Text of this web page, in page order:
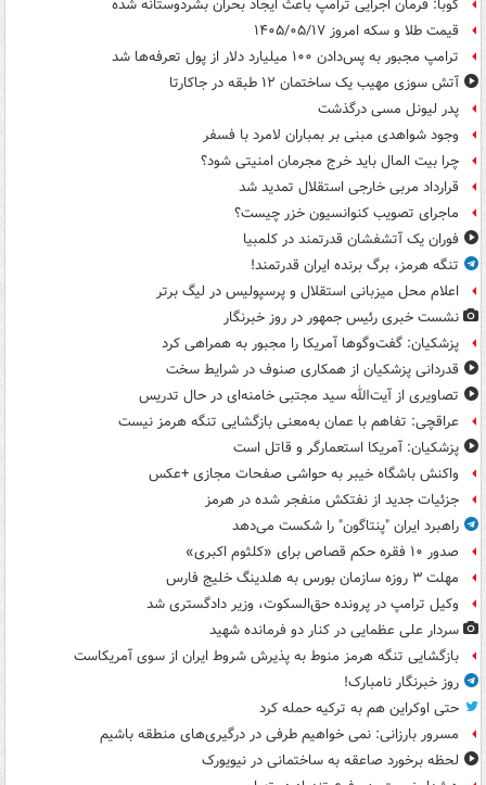
کوبا: فرمان اجرایی ترامپ باعث ایجاد بحران بشردوستانه شده
قیمت طلا و سکه امروز ۱۴۰۵/۰۵/۱۷
ترامپ مجبور به پس‌دادن ۱۰۰ میلیارد دلار از پول تعرفه‌ها شد
آتش سوزی مهیب یک ساختمان ۱۲ طبقه در جاکارتا
پدر لیونل مسی درگذشت
وجود شواهدی مبنی بر بمباران لامرد با فسفر
چرا بیت المال باید خرج مجرمان امنیتی شود؟
قرارداد مربی خارجی استقلال تمدید شد
ماجرای تصویب کنوانسیون خزر چیست؟
فوران یک آتشفشان قدرتمند در کلمبیا
تنگه هرمز، برگ برنده ایران قدرتمند!
اعلام محل میزبانی استقلال و پرسپولیس در لیگ برتر
نشست خبری رئیس جمهور در روز خبرنگار
پزشکیان: گفت‌وگوها آمریکا را مجبور به همراهی کرد
قدردانی پزشکیان از همکاری صنوف در شرایط سخت
تصاویری از آیت‌الله سید مجتبی خامنه‌ای در حال تدریس
عراقچی: تفاهم با عمان به‌معنی بازگشایی تنگه هرمز نیست
پزشکیان: آمریکا استعمارگر و قاتل است
واکنش باشگاه خیبر به حواشی صفحات مجازی +عکس
جزئیات جدید از نفتکش منفجر شده در هرمز
راهبرد ایران "پنتاگون" را شکست می‌دهد
صدور ۱۰ فقره حکم قصاص برای «کلثوم اکبری»
مهلت ۳ روزه سازمان بورس به هلدینگ خلیج فارس
وکیل ترامپ در پرونده حق‌السکوت، وزیر دادگستری شد
سردار علی عظمایی در کنار دو فرمانده شهید
بازگشایی تنگه هرمز منوط به پذیرش شروط ایران از سوی آمریکاست
روز خبرنگار نامبارک!
حتی اوکراین هم به ترکیه حمله کرد
مسرور بارزانی: نمی خواهیم طرفی در درگیری‌های منطقه باشیم
لحظه برخورد صاعقه به ساختمانی در نیویورک